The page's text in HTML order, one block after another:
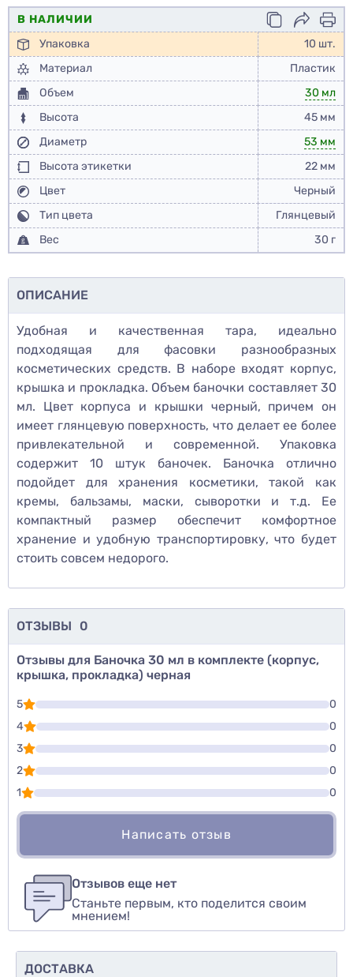
В НАЛИЧИИ
Упаковка
10 шт.
Материал
Пластик
Объем
30 мл
Высота
45 мм
Диаметр
53 мм
Высота этикетки
22 мм
Цвет
Черный
Тип цвета
Глянцевый
Вес
30 г
ОПИСАНИЕ
Удобная и качественная тара, идеально
подходящая для фасовки разнообразных
косметических средств. В наборе входят корпус,
крышка и прокладка. Объем баночки составляет 30
мл. Цвет корпуса и крышки черный, причем он
имеет глянцевую поверхность, что делает ее более
привлекательной и современной. Упаковка
содержит 10 штук баночек. Баночка отлично
подойдет для хранения косметики, такой как
кремы, бальзамы, маски, сыворотки и т.д. Ее
компактный размер обеспечит комфортное
хранение и удобную транспортировку, что будет
стоить совсем недорого.
ОТЗЫВЫ 0
Отзывы для Баночка 30 мл в комплекте (корпус,
крышка, прокладка) черная
5
0
4
0
3
0
2
0
1
0
Написать отзыв
авторизуйтесь иливойдите
Оценить товар
Отзывов еще нет
Станьте первым, кто поделится своим
мнением!
ДОСТАВКА